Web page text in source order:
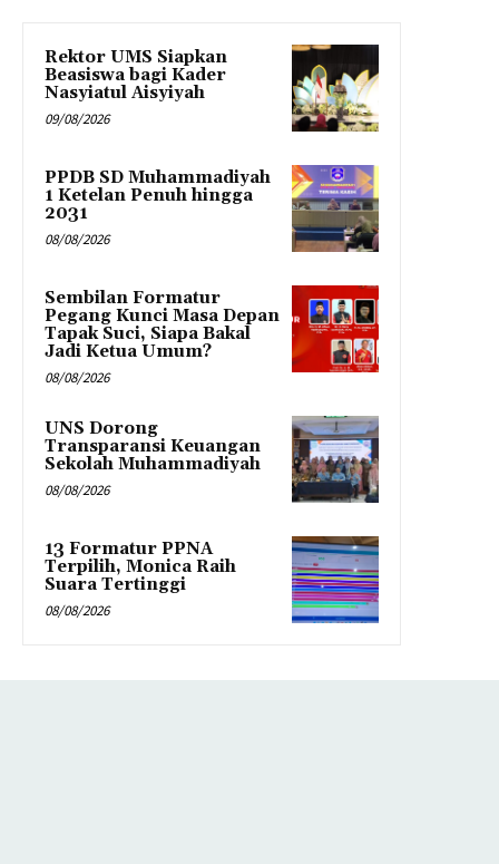
Rektor UMS Siapkan
Beasiswa bagi Kader
Nasyiatul Aisyiyah
09/08/2026
PPDB SD Muhammadiyah
1 Ketelan Penuh hingga
2031
08/08/2026
Sembilan Formatur
Pegang Kunci Masa Depan
Tapak Suci, Siapa Bakal
Jadi Ketua Umum?
08/08/2026
UNS Dorong
Transparansi Keuangan
Sekolah Muhammadiyah
08/08/2026
13 Formatur PPNA
Terpilih, Monica Raih
Suara Tertinggi
08/08/2026